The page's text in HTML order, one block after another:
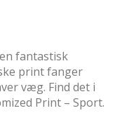
fantastisk
print fanger
væg. Find det i
Print – Sport.